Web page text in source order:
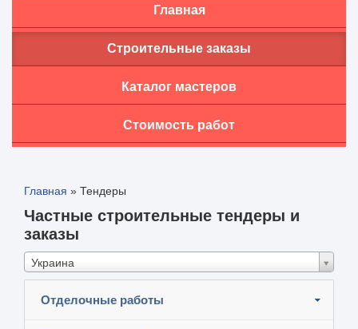
Главная
Строительные заказы
Каталог мастеров
Стоимость работ
Главная » Тендеры
Частные строительные тендеры и
заказы
Украина
Отделочные работы